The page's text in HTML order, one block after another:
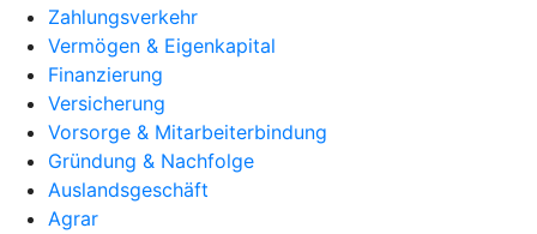
Zahlungsverkehr
Vermögen & Eigenkapital
Finanzierung
Versicherung
Vorsorge & Mitarbeiterbindung
Gründung & Nachfolge
Auslandsgeschäft
Agrar